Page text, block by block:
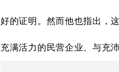
好的证明。然而他也指出，
充满活力的民营企业、与充